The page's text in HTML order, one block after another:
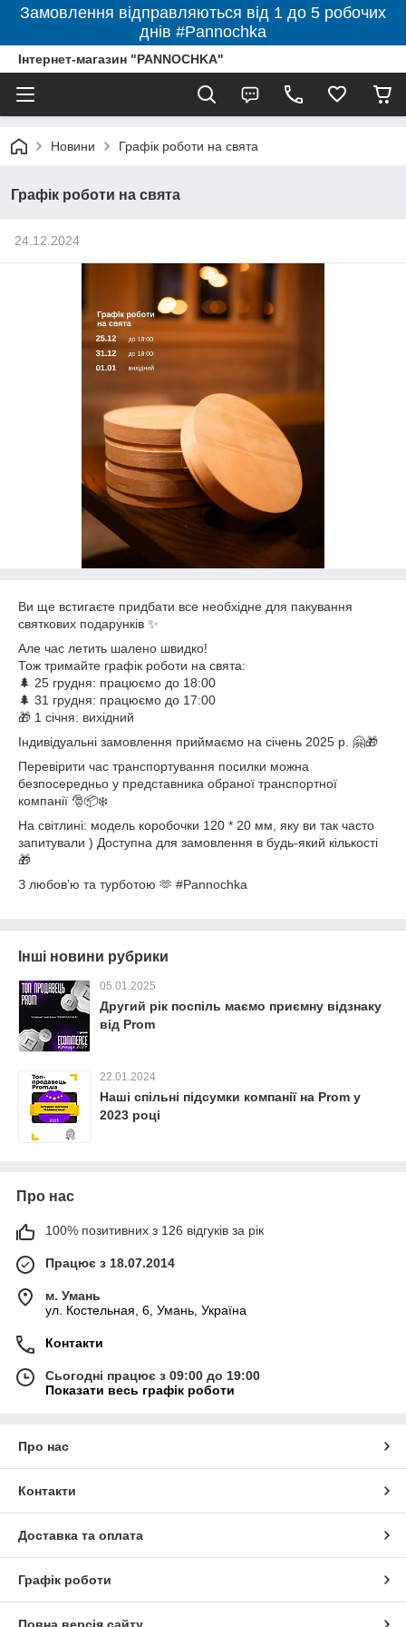
Замовлення відправляються від 1 до 5 робочих
днів #Pannochka
Інтернет-магазин "PANNOCHKA"
Новини Графік роботи на свята
Графік роботи на свята
24.12.2024
Ви ще встигаєте придбати все необхідне для пакування
святкових подарунків ✨
Але час летить шалено швидко!
Тож тримайте графік роботи на свята:
🌲 25 грудня: працюємо до 18:00
🌲 31 грудня: працюємо до 17:00
🎁 1 січня: вихідний
Індивідуальні замовлення приймаємо на січень 2025 р. 🤗🎁
Перевірити час транспортування посилки можна
безпосередньо у представника обраної транспортної
компанії 🎅📦❄️
На світлині: модель коробочки 120 * 20 мм, яку ви так часто
запитували ) Доступна для замовлення в будь-який кількості
🎁
З любовʼю та турботою 🫶 #Pannochka
Інші новини рубрики
05.01.2025
Другий рік поспіль маємо приємну відзнаку
від Prom
22.01.2024
Наші спільні підсумки компанії на Prom у
2023 році
Про нас
100% позитивних з 126 відгуків за рік
Працює з 18.07.2014
м. Умань
ул. Костельная, 6, Умань, Україна
Контакти
Сьогодні працює з 09:00 до 19:00
Показати весь графік роботи
Про нас
Контакти
Доставка та оплата
Графік роботи